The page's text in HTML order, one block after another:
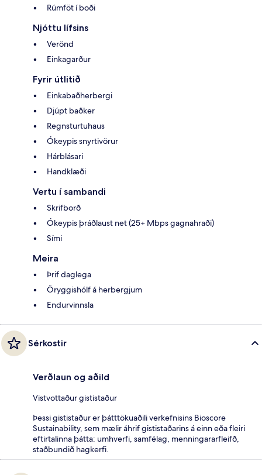
Rúmföt í boði
Njóttu lífsins
Verönd
Einkagarður
Fyrir útlitið
Einkabaðherbergi
Djúpt baðker
Regnsturtuhaus
Ókeypis snyrtivörur
Hárblásari
Handklæði
Vertu í sambandi
Skrifborð
Ókeypis þráðlaust net (25+ Mbps gagnahraði)
Sími
Meira
Þrif daglega
Öryggishólf á herbergjum
Endurvinnsla
Sérkostir
Verðlaun og aðild
Vistvottaður gististaður
Þessi gististaður er þátttökuaðili verkefnisins Bioscore
Sustainability, sem mælir áhrif gististaðarins á einn eða fleiri
eftirtalinna þátta: umhverfi, samfélag, menningararfleifð,
staðbundið hagkerfi.